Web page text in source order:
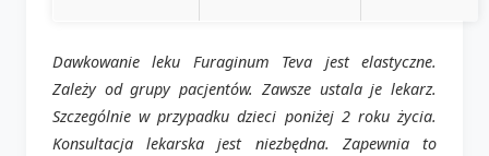
Dawkowanie leku Furaginum Teva jest elastyczne.
Zależy od grupy pacjentów. Zawsze ustala je lekarz.
Szczególnie w przypadku dzieci poniżej 2 roku życia.
Konsultacja lekarska jest niezbędna. Zapewnia to